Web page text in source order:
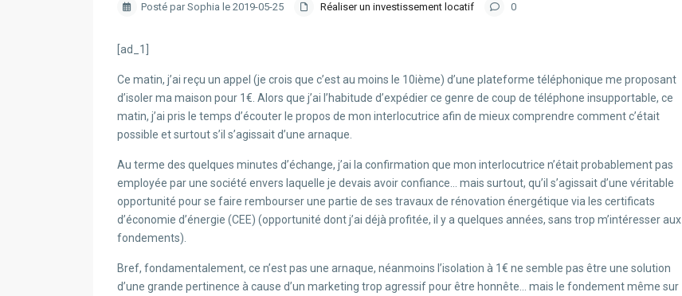
Posté par Sophia le 2019-05-25 Réaliser un investissement locatif 0
[ad_1]
Ce matin, j’ai reçu un appel (je crois que c’est au moins le 10ième) d’une plateforme téléphonique me proposant
d’isoler ma maison pour 1€. Alors que j’ai l’habitude d’expédier ce genre de coup de téléphone insupportable, ce
matin, j’ai pris le temps d’écouter le propos de mon interlocutrice afin de mieux comprendre comment c’était
possible et surtout s’il s’agissait d’une arnaque.
Au terme des quelques minutes d’échange, j’ai la confirmation que mon interlocutrice n’était probablement pas
employée par une société envers laquelle je devais avoir confiance… mais surtout, qu’il s’agissait d’une véritable
opportunité pour se faire rembourser une partie de ses travaux de rénovation énergétique via les certificats
d’économie d’énergie (CEE) (opportunité dont j’ai déjà profitée, il y a quelques années, sans trop m’intéresser aux
fondements).
Bref, fondamentalement, ce n’est pas une arnaque, néanmoins l’isolation à 1€ ne semble pas être une solution
d’une grande pertinence à cause d’un marketing trop agressif pour être honnête… mais le fondement même sur